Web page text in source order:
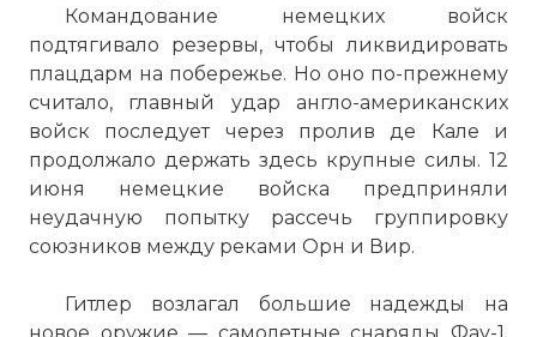
Командование немецких войск
подтягивало резервы, чтобы ликвидировать
плацдарм на побережье. Но оно по-прежнему
считало, главный удар англо-американских
войск последует через пролив де Кале и
продолжало держать здесь крупные силы. 12
июня немецкие войска предприняли
неудачную попытку рассечь группировку
союзников между реками Орн и Вир.
Гитлер возлагал большие надежды на